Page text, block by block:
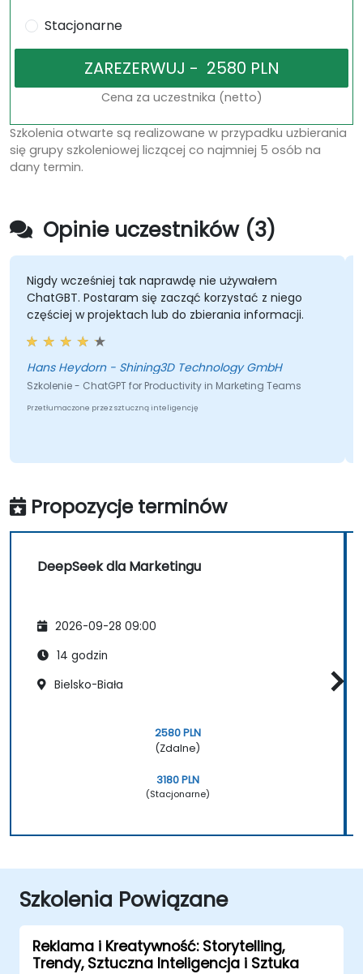
Stacjonarne
Cena za uczestnika (netto)
Szkolenia otwarte są realizowane w przypadku uzbierania
się grupy szkoleniowej liczącej co najmniej 5 osób na
dany termin.
Opinie uczestników (3)
wcześniej tak naprawdę nie używałem
Postaram się zacząć korzystać z niego
w projektach lub do zbierania informacji.
Hans Heydorn - Shining3D Technology GmbH
- ChatGPT for Productivity in Marketing Teams
przez sztuczną inteligencję
Propozycje terminów
DeepSeek dla Marketingu
2026-09-28 09:00
14 godzin
Bielsko-Biała
2580 PLN
(Zdalne)
3180 PLN
(Stacjonarne)
Szkolenia Powiązane
Reklama i Kreatywność: Storytelling,
Trendy, Sztuczna Inteligencja i Sztuka